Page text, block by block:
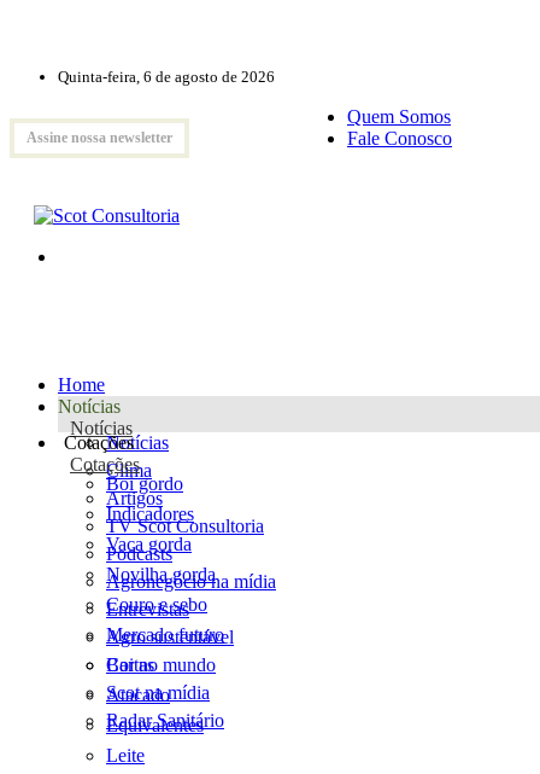
Quinta-feira, 6 de agosto de 2026
Assine nossa newsletter
Quem Somos
Fale Conosco
Home
Notícias
Notícias
Notícias
Clima
Artigos
TV Scot Consultoria
Podcasts
Agronegócio na mídia
Entrevistas
Agro sustentável
Cartas
Scot na mídia
Radar Sanitário
Cotações
Cotações
Boi gordo
Indicadores
Vaca gorda
Novilha gorda
Couro e sebo
Mercado futuro
Boi no mundo
Atacado
Equivalentes
Leite